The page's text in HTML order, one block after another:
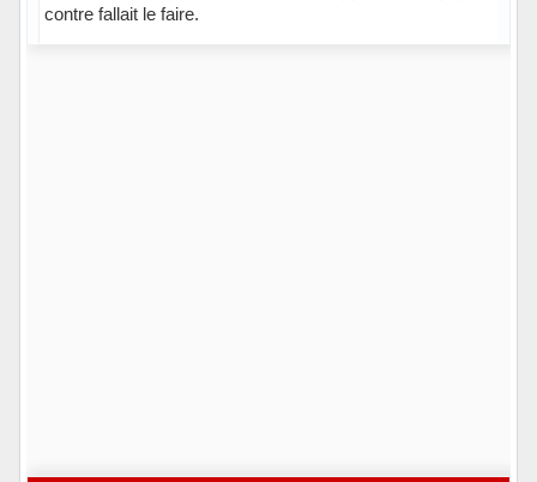
contre fallait le faire.